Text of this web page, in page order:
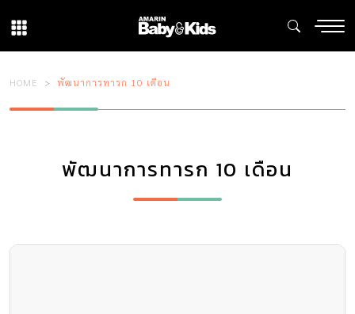
HOME พัฒนาการทารก 10 เดือน
พัฒนาการทารก 10 เดือน